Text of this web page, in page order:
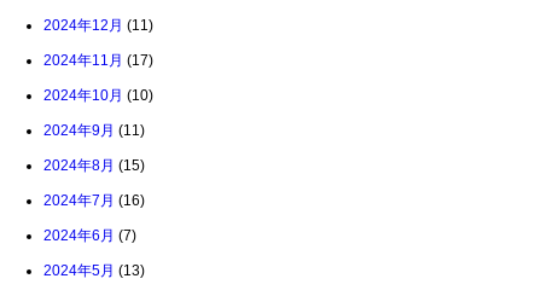
2024年12月 (11)
2024年11月 (17)
2024年10月 (10)
2024年9月 (11)
2024年8月 (15)
2024年7月 (16)
2024年6月 (7)
2024年5月 (13)